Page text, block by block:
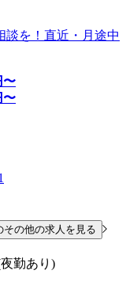
談を！直近・月途中
〜
〜
の他の求人を見る
勤あり)